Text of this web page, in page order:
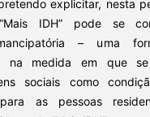
explicitar, nesta
IDH” pode se
– uma
na medida em que
sociais como
as pessoas